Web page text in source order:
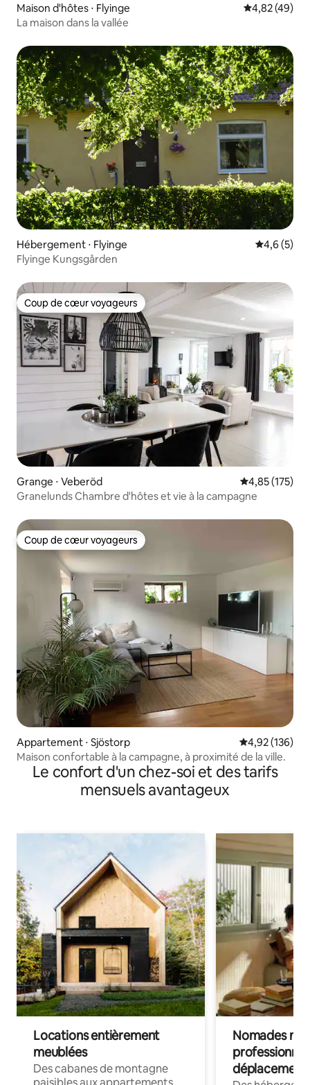
Maison d'hôtes ⋅ Flyinge Évaluation
4,82 (49)
La maison dans la vallée
Hébergement ⋅ Flyinge Évaluation
4,6 (5)
Flyinge Kungsgården
Coup de cœur voyageurs
Coup de cœur voyageurs
Grange ⋅ Veberöd Évaluation
4,85 (175)
Granelunds Chambre d'hôtes et vie à la campagne
Coup de cœur voyageurs
Coup de cœur voyageurs
Appartement ⋅ Sjöstorp Évaluation
4,92 (136)
Maison confortable à la campagne, à proximité de la ville.
Le confort d'un chez-soi et des tarifs
mensuels avantageux
Locations entièrement
meublées
Des cabanes de montagne
Nomades
déplacement